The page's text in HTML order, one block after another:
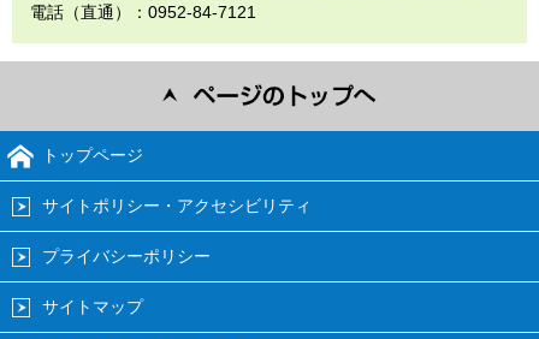
電話（直通）：0952-84-7121
トップページ
サイトポリシー・アクセシビリティ
プライバシーポリシー
サイトマップ